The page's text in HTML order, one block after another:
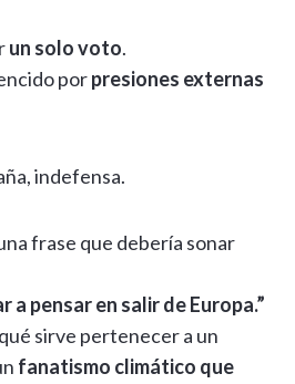
un solo voto.
porpresiones externas
indefensa.
frase que debería sonar
a pensar en salir de Europa.”
sirve pertenecer a un
fanatismo climático que